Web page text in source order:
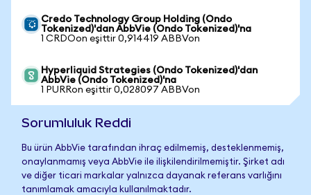
Credo Technology Group Holding (Ondo
Tokenized)'dan AbbVie (Ondo Tokenized)'na
1 CRDOon eşittir 0,914419 ABBVon
Hyperliquid Strategies (Ondo Tokenized)'dan
AbbVie (Ondo Tokenized)'na
1 PURRon eşittir 0,028097 ABBVon
Sorumluluk Reddi
Bu ürün AbbVie tarafından ihraç edilmemiş, desteklenmemiş,
onaylanmamış veya AbbVie ile ilişkilendirilmemiştir. Şirket adı
ve diğer ticari markalar yalnızca dayanak referans varlığını
tanımlamak amacıyla kullanılmaktadır.